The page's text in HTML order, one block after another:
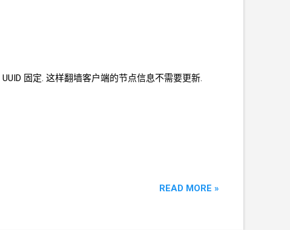
UUID 固定. 这样翻墙客户端的节点信息不需要更新.
READ MORE »